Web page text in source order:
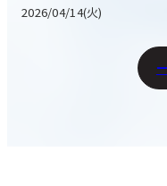
2026/04/14(火)